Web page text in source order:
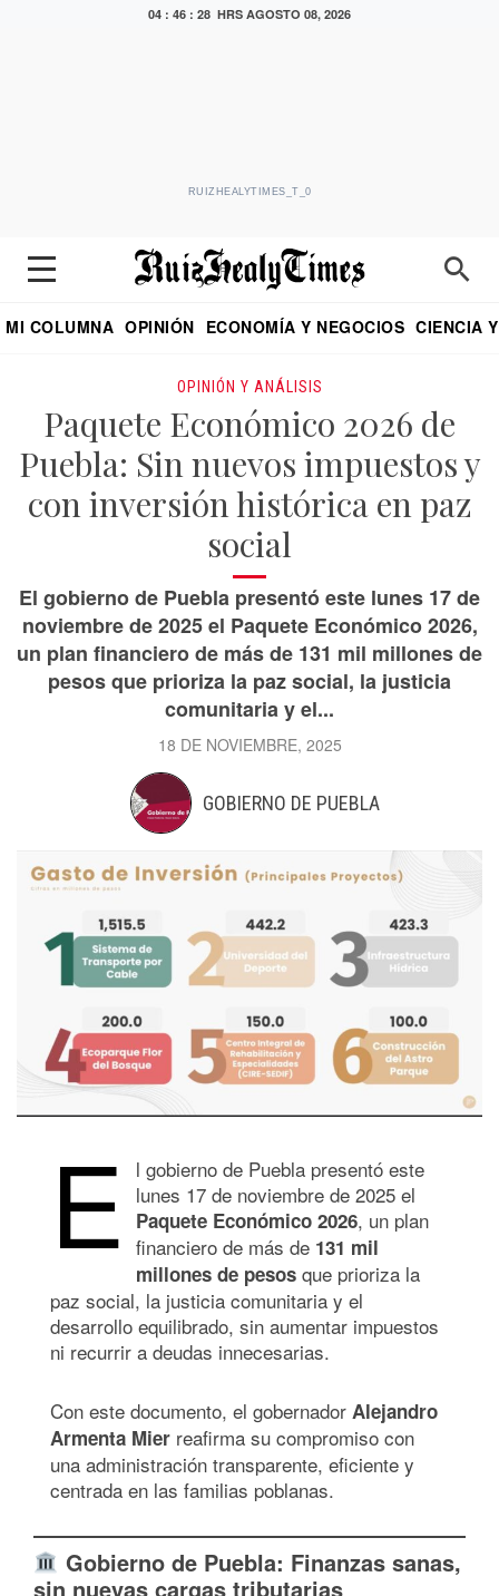
04 : 46 : 29 HRS AGOSTO 08, 2026
RUIZHEALYTIMES_T_0
MI COLUMNA OPINIÓN ECONOMÍA Y NEGOCIOS CIENCIA
OPINIÓN Y ANÁLISIS
Paquete Económico 2026 de
Puebla: Sin nuevos impuestos y
con inversión histórica en paz
social
El gobierno de Puebla presentó este lunes 17 de
noviembre de 2025 el Paquete Económico 2026,
un plan financiero de más de 131 mil millones de
pesos que prioriza la paz social, la justicia
comunitaria y el...
18 DE NOVIEMBRE, 2025
GOBIERNO DE PUEBLA
E
l gobierno de Puebla presentó este
lunes 17 de noviembre de 2025 el
Paquete Económico 2026, un plan
financiero de más de 131 mil
millones de pesos que prioriza la
paz social, la justicia comunitaria y el
desarrollo equilibrado, sin aumentar impuestos
ni recurrir a deudas innecesarias.
Con este documento, el gobernador Alejandro
Armenta Mier reafirma su compromiso con
una administración transparente, eficiente y
centrada en las familias poblanas.
Gobierno de Puebla: Finanzas sanas,
sin nuevas cargas tributarias